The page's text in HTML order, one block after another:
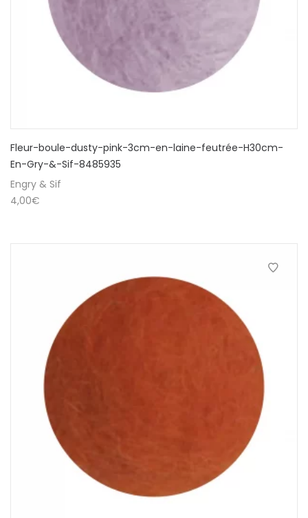
Fleur-boule-dusty-pink-3cm-en-laine-feutrée-H30cm-
En-Gry-&-Sif-8485935
Engry & Sif
4,00€